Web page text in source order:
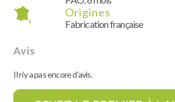
Origines
Fabrication française
Avis
Il n’y a pas encore d’avis.